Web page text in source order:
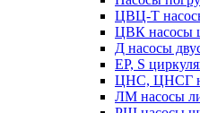
ЦВЦ-Т
ЦВК насосы
Д насосы
EP, S
ЦНС, ЦНСГ
ЛМ насосы